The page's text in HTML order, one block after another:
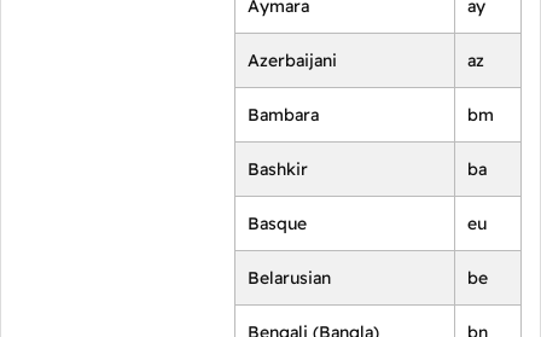
Aymara ay
Azerbaijani az
Bambara bm
Bashkir ba
Basque eu
Belarusian be
Bengali (Bangla) bn